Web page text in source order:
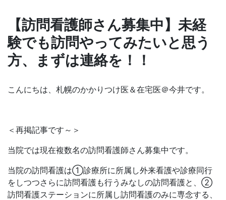
【訪問看護師さん募集中】未経
験でも訪問やってみたいと思う
方、まずは連絡を！！
こんにちは、札幌のかかりつけ医＆在宅医＠今井です。
＜再掲記事です～＞
当院では現在複数名の訪問看護師さん募集中です。
当院の訪問看護は①診療所に所属し外来看護や診療同行
をしつつさらに訪問看護も行うみなしの訪問看護と、②
訪問看護ステーションに所属し訪問看護のみに専念する、